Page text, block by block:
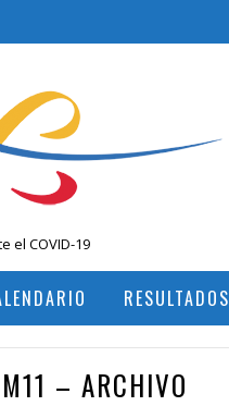
el COVID-19
RESULTADOS
– ARCHIVO